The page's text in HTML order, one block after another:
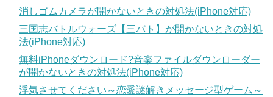
消しゴムカメラが開かないときの対処法(iPhone対応)
三国志バトルウォーズ【三バト】が開かないときの対処
法(iPhone対応)
無料iPhoneダウンロード?音楽ファイルダウンローダー
が開かないときの対処法(iPhone対応)
浮気させてください～恋愛謎解きメッセージ型ゲーム～